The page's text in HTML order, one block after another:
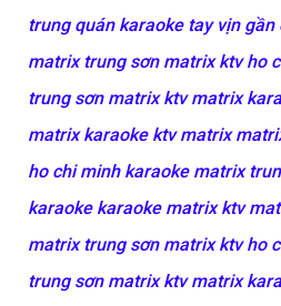
trung quán karaoke tay vịn
matrix trung sơn matrix ktv ho
trung sơn matrix ktv matrix
matrix karaoke ktv matrix
ho chi minh karaoke matrix
karaoke karaoke matrix ktv
matrix trung sơn matrix ktv ho
trung sơn matrix ktv matrix